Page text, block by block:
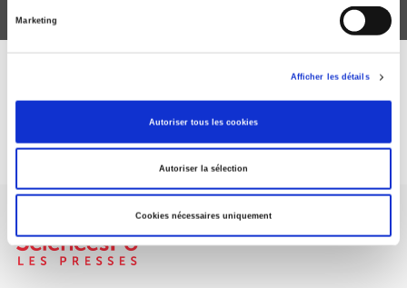
Marketing
Afficher les détails
Autoriser tous les cookies
Autoriser la sélection
Cookies nécessaires uniquement
DISCOVER OUR JOURNALS